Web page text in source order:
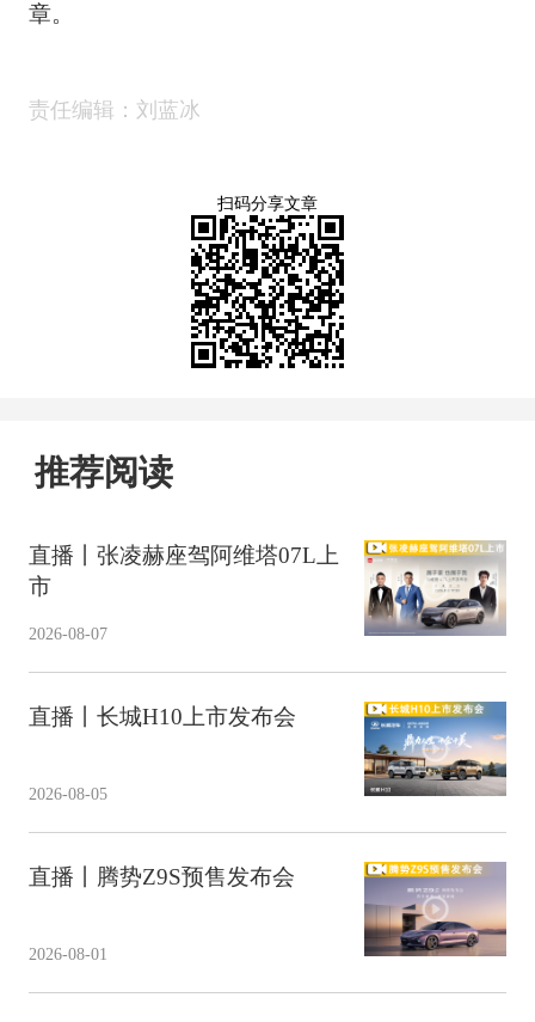
章。
责任编辑：刘蓝冰
扫码分享文章
推荐阅读
直播丨张凌赫座驾阿维塔07L上
市
2026-08-07
直播丨长城H10上市发布会
2026-08-05
直播丨腾势Z9S预售发布会
2026-08-01